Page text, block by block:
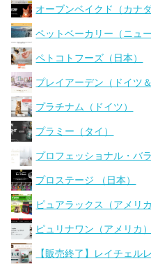
オーブンベイクド（カナダ
ペットベーカリー（ニュ
ペトコトフーズ（日本）
プレイアーデン（ドイツ
プラチナム（ドイツ）
プラミー（タイ）
プロフェッショナル・バ
プロステージ （日本）
ピュアラックス（アメリカ
ピュリナワン（アメリカ）
【販売終了】レイチェル